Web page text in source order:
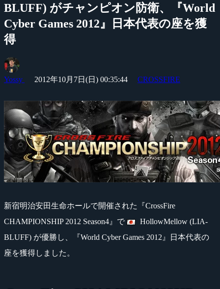
BLUFF) がチャンピオン防衛、『World
Cyber Games 2012』日本代表の座を獲
得
Yossy 2012年10月7日(日) 00:35:44 CROSSFIRE
新宿明治安田生命ホールで開催された『CrossFire
CHAMPIONSHIP 2012 Season4』で
HollowMellow (LIA-
BLUFF) が優勝し、『World Cyber Games 2012』日本代表の
座を獲得しました。